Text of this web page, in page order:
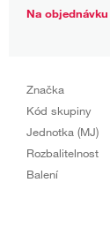
Na objednávku
Značka
Kód skupiny
Jednotka (MJ)
Rozbalitelnost
Balení